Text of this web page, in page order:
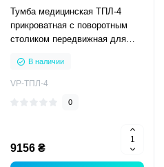
Тумба медицинская ТПЛ-4
прикроватная с поворотным
столиком передвижная для
кабинетов
В наличии
VP-ТПЛ-4
0
9156 ₴